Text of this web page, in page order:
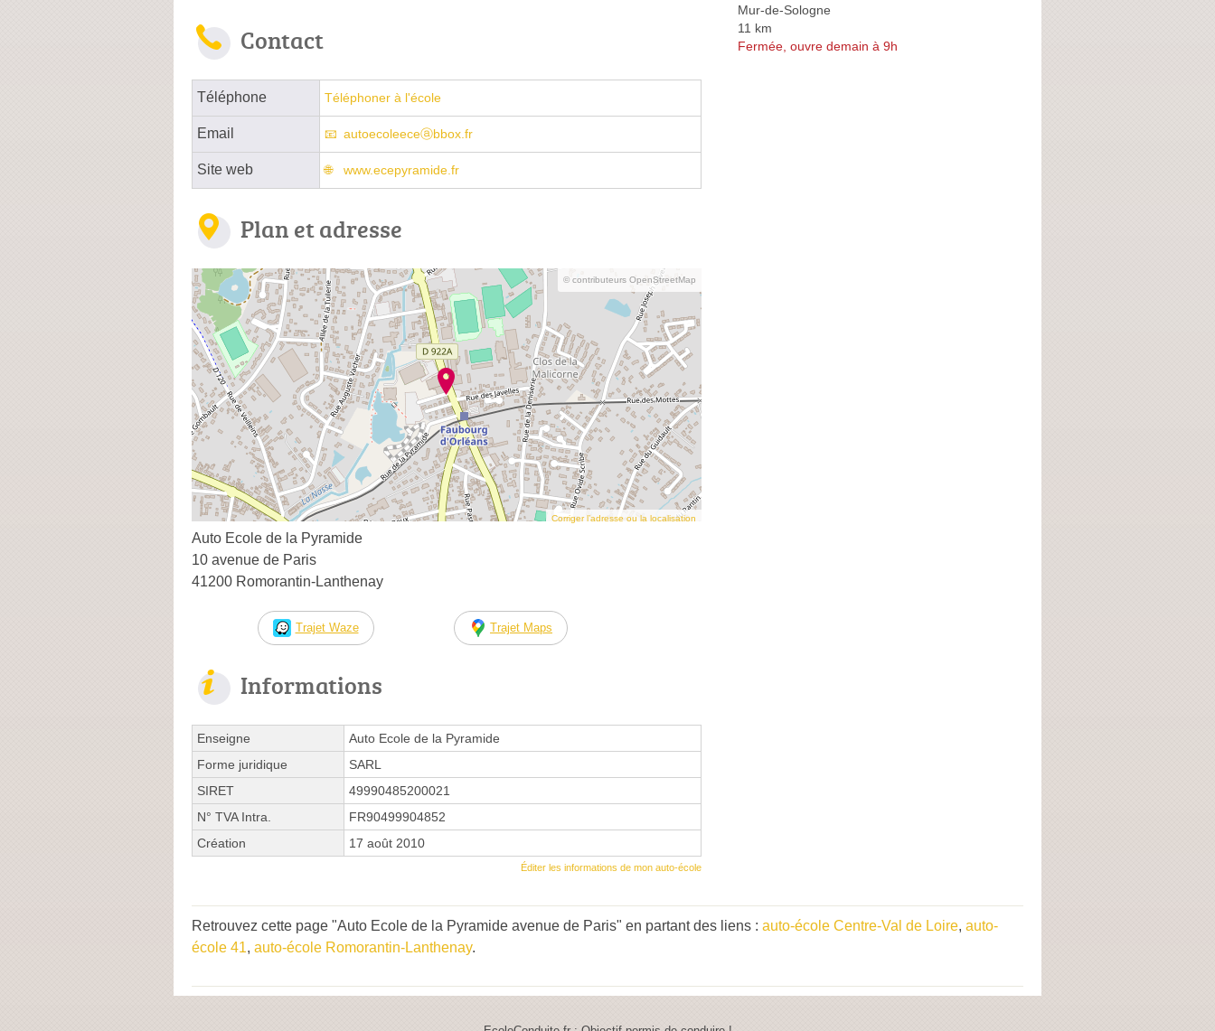
Contact
Téléphone Téléphoner à l'école
Email autoecoleeceⓐbbox.fr
Site web www.ecepyramide.fr
Plan et adresse
© contributeurs OpenStreetMap
Corriger l’adresse ou la localisation
Auto Ecole de la Pyramide
10 avenue de Paris
41200 Romorantin-Lanthenay
Trajet Waze Trajet Maps
Informations
Enseigne
Auto Ecole de la Pyramide
Forme juridique
SARL
SIRET
49990485200021
N° TVA Intra.
FR90499904852
Création
17 août 2010
Éditer les informations de mon auto-école
Mur-de-Sologne
11 km
Fermée, ouvre demain à 9h
Retrouvez cette page "Auto Ecole de la Pyramide avenue de Paris" en partant des liens : auto-école Centre-Val de Loire, auto-
école 41, auto-école Romorantin-Lanthenay.